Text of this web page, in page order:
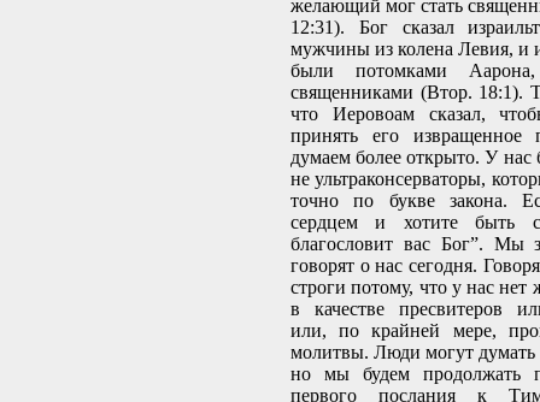
желающий мог стать
12:31). Бог сказал
мужчины из колена Левия, и
были потомками
священниками (Втор. 18:1).
что Иеровоам сказал,
принять его извращенное
думаем более открыто. У
не ультраконсерваторы,
точно по букве закона.
сердцем и хотите быть
благословит вас Бог”. Мы
говорят о нас сегодня.
строги потому, что у нас
в качестве пресвитеров
или, по крайней мере,
молитвы. Люди могут думать
но мы будем продолжать
первого послания к